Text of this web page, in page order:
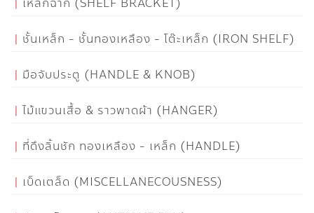
ชั้นเหล็ก - ชั้นทองเหลือง - โต๊ะเหล็ก (IRON SHELF)
มือจับประตู (HANDLE & KNOB)
ไม้แขวนเสื้อ & ราวพาดผ้า (HANGER)
ที่ดึงลิ้นชัก ทองเหลือง - เหล็ก (HANDLE)
เบ็ดเตล็ด (MISCELLANECOUSNESS)